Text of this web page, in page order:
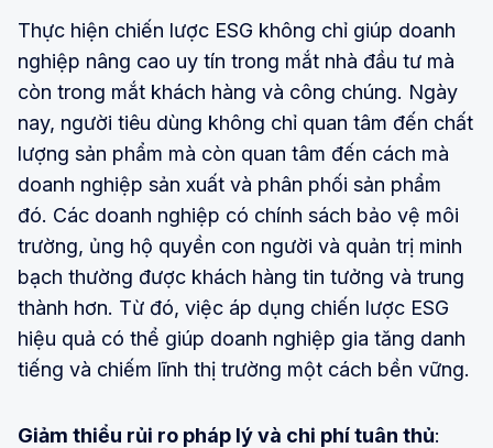
Thực hiện chiến lược ESG không chỉ giúp doanh
nghiệp nâng cao uy tín trong mắt nhà đầu tư mà
còn trong mắt khách hàng và công chúng. Ngày
nay, người tiêu dùng không chỉ quan tâm đến chất
lượng sản phẩm mà còn quan tâm đến cách mà
doanh nghiệp sản xuất và phân phối sản phẩm
đó. Các doanh nghiệp có chính sách bảo vệ môi
trường, ủng hộ quyền con người và quản trị minh
bạch thường được khách hàng tin tưởng và trung
thành hơn. Từ đó, việc áp dụng chiến lược ESG
hiệu quả có thể giúp doanh nghiệp gia tăng danh
tiếng và chiếm lĩnh thị trường một cách bền vững.
Giảm thiểu rủi ro pháp lý và chi phí tuân thủ: